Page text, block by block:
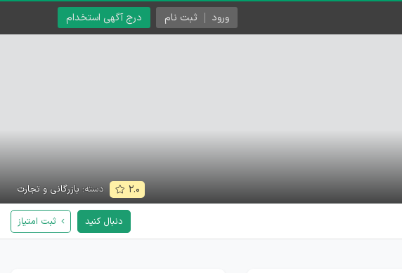
درج آگهی استخدام ورود ثبت نام
۲.۰ دسته: بازرگانی و تجارت
دنبال کنید ثبت امتیاز